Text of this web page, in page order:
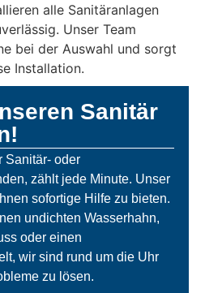
alle Sanitäranlagen
Unser Team
bei der Auswahl und sorgt
Installation.
Sanitär
Sanitär- oder
zählt jede Minute. Unser
sofortige Hilfe zu bieten.
undichten Wasserhahn,
oder einen
wir sind rund um die Uhr
zu lösen.